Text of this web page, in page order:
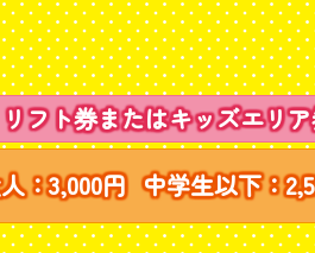
フト券またはキッズエリア
：3,000円 中学生以下：